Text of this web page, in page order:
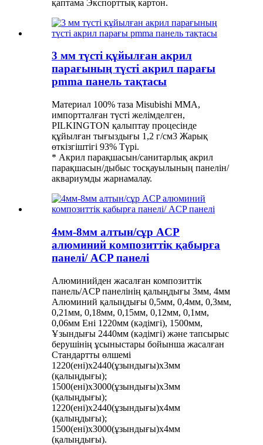
қаптама Экспорттық картон.
3 мм түсті құйылған акрил
парағының түсті акрил парағы
pmma панель тақтасы
Материал 100% таза Misubishi MMA,
импортталған түсті желімделген,
PILKINGTON қалыптау процесінде
құйылған тығыздығы 1,2 г/см3 Жарық
өткізгіштігі 93% Түрі.
* Акрил парақшасын/санитарлық акрил
парақшасын/дыбыс тосқауылының панелін/
аквариумды жарнамалау.
4мм-8мм алтын/сұр ACP
алюминий композиттік қабырға
панелі/ ACP панелі
Алюминийден жасалған композиттік
панель/ACP панелінің қалыңдығы 3мм, 4мм
Алюминий қалыңдығы 0,5мм, 0,4мм, 0,3мм,
0,21мм, 0,18мм, 0,15мм, 0,12мм, 0,1мм,
0,06мм Ені 1220мм (кәдімгі), 1500мм,
Ұзындығы 2440мм (кәдімгі) және тапсырыс
берушінің ұсыныстары бойынша жасалған
Стандартты өлшемі
1220(ені)x2440(ұзындығы)x3мм
(қалыңдығы);
1500(ені)x3000(ұзындығы)x3мм
(қалыңдығы);
1220(ені)x2440(ұзындығы)x4мм
(қалыңдығы);
1500(ені)x3000(ұзындығы)x4мм
(қалыңдығы).